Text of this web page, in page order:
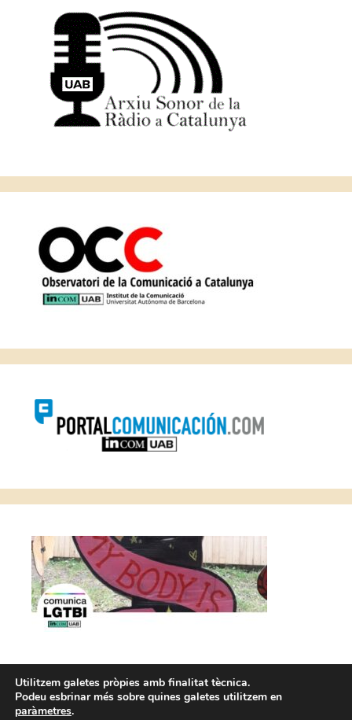
Avís legal i Condicions d’ús
Utilitzem galetes pròpies amb finalitat tècnica.
Podeu esbrinar més sobre quines galetes utilitzem en
paràmetres.